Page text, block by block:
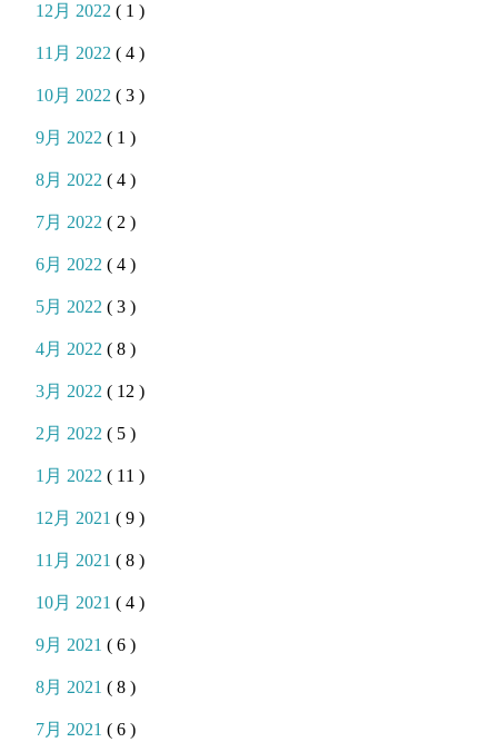
12月 2022( 1 )
11月 2022( 4 )
10月 2022( 3 )
9月 2022( 1 )
8月 2022( 4 )
7月 2022( 2 )
6月 2022( 4 )
5月 2022( 3 )
4月 2022( 8 )
3月 2022( 12 )
2月 2022( 5 )
1月 2022( 11 )
12月 2021( 9 )
11月 2021( 8 )
10月 2021( 4 )
9月 2021( 6 )
8月 2021( 8 )
7月 2021( 6 )